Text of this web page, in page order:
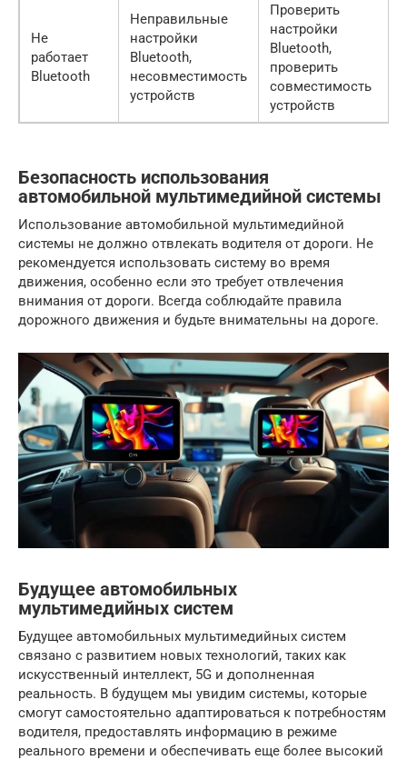
Не
работает
Bluetooth
Неправильные
настройки
Bluetooth,
несовместимость
устройств
Проверить
настройки
Bluetooth,
проверить
совместимость
устройств
Безопасность использования
автомобильной мультимедийной системы
Использование автомобильной мультимедийной
системы не должно отвлекать водителя от дороги. Не
рекомендуется использовать систему во время
движения, особенно если это требует отвлечения
внимания от дороги. Всегда соблюдайте правила
дорожного движения и будьте внимательны на дороге.
Будущее автомобильных
мультимедийных систем
Будущее автомобильных мультимедийных систем
связано с развитием новых технологий, таких как
искусственный интеллект, 5G и дополненная
реальность. В будущем мы увидим системы, которые
смогут самостоятельно адаптироваться к потребностям
водителя, предоставлять информацию в режиме
реального времени и обеспечивать еще более высокий